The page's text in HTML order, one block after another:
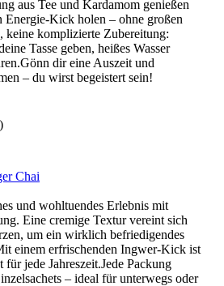
aus Tee und Kardamom genießen
Energie-Kick holen – ohne großen
komplizierte Zubereitung:
Tasse geben, heißes Wasser
dir eine Auszeit und
– du wirst begeistert sein!
und wohltuendes Erlebnis mit
Eine cremige Textur vereint sich
um ein wirklich befriedigendes
einem erfrischenden Ingwer-Kick ist
jede Jahreszeit.Jede Packung
– ideal für unterwegs oder